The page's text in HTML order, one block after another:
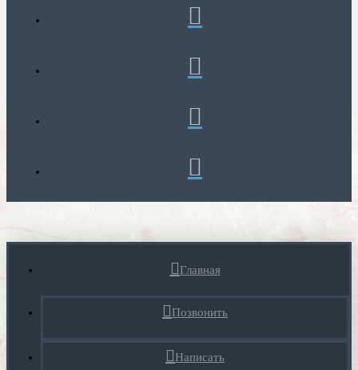
Главная
Позвонить
Написать